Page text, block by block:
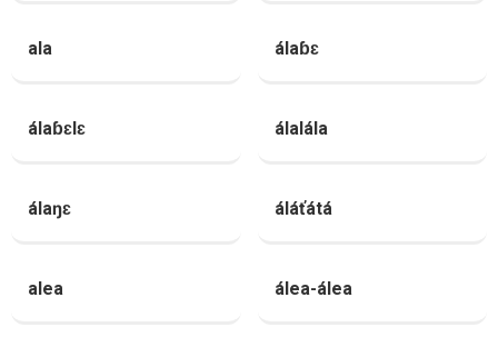
ala álaɓɛ
álaɓɛlɛ álalála
álaŋɛ áláťátá
alea álea-álea